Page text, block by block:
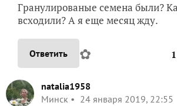
Гранулированые семена были?
всходили? А я еще месяц жду.
Ответить ✿ 1
natalia1958
Минск
24 января 2019, 22:55